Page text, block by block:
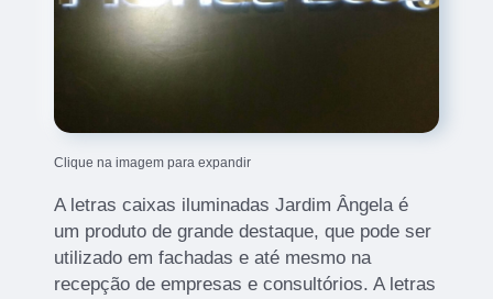
Clique na imagem para expandir
A letras caixas iluminadas Jardim Ângela é
um produto de grande destaque, que pode ser
utilizado em fachadas e até mesmo na
recepção de empresas e consultórios. A letras